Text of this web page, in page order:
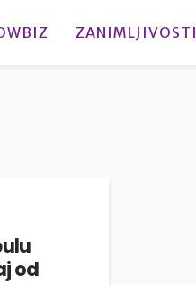
ZANIMLJIVOSTI
od